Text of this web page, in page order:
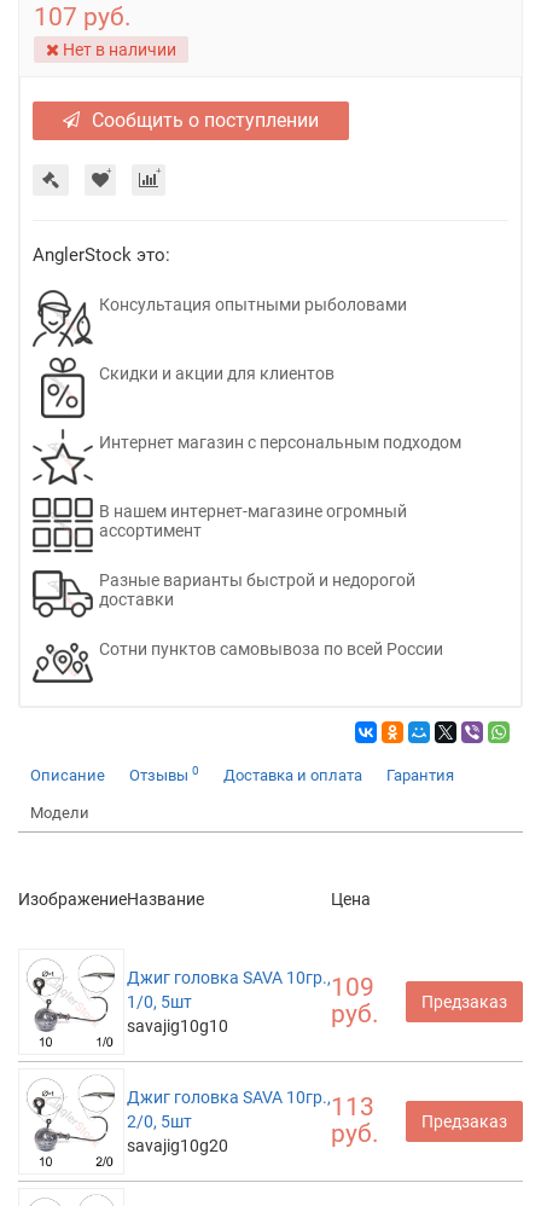
107 руб.
Нет в наличии
Сообщить о поступлении
AnglerStock это:
Консультация опытными рыболовами
Скидки и акции для клиентов
Интернет магазин с персональным подходом
В нашем интернет-магазине огромный
ассортимент
Разные варианты быстрой и недорогой
доставки
Сотни пунктов самовывоза по всей России
Описание Отзывы 0 Доставка и оплата Гарантия
Модели
ИзображениеНазвание Цена
Джиг головка SAVA 10гр.,
1/0, 5шт
savajig10g10
109
руб.
Предзаказ
Джиг головка SAVA 10гр.,
2/0, 5шт
savajig10g20
113
руб.
Предзаказ